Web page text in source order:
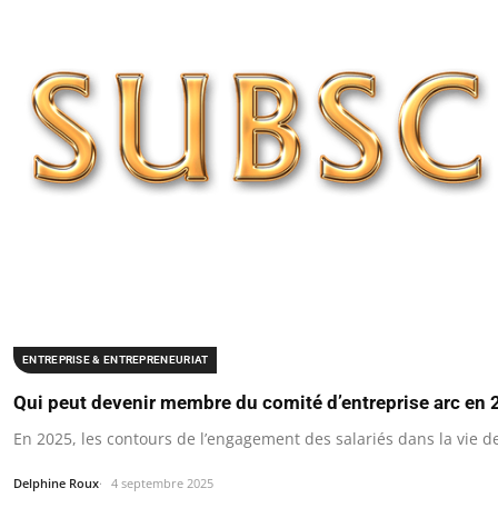
ENTREPRISE & ENTREPRENEURIAT
Qui peut devenir membre du comité d’entreprise arc en
En 2025, les contours de l’engagement des salariés dans la
Delphine Roux 4 septembre 2025